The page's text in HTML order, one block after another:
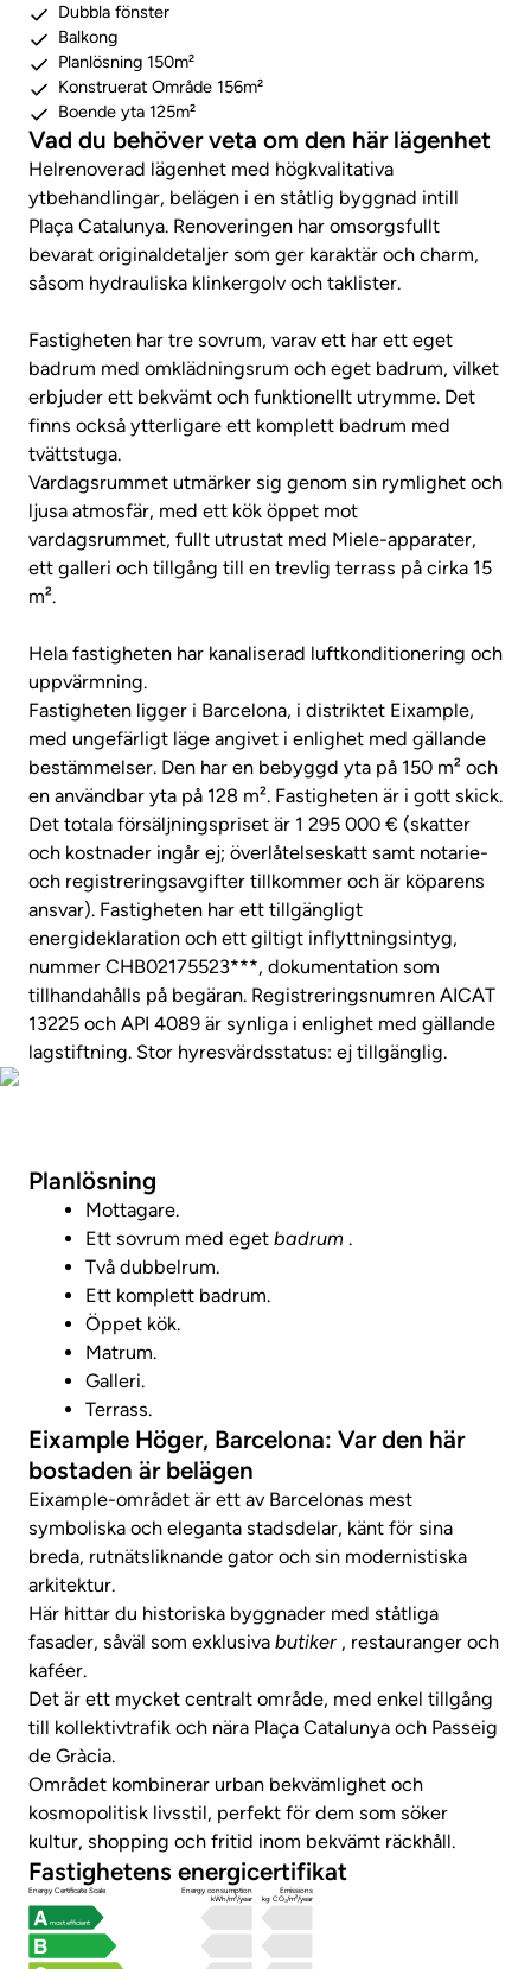
Dubbla fönster
Balkong
Planlösning 150m²
Konstruerat Område 156m²
Boende yta 125m²
Vad du behöver veta om den här lägenhet
Helrenoverad lägenhet med högkvalitativa
ytbehandlingar, belägen i en ståtlig byggnad intill
Plaça Catalunya. Renoveringen har omsorgsfullt
bevarat originaldetaljer som ger karaktär och charm,
såsom hydrauliska klinkergolv och taklister.
Fastigheten har tre sovrum, varav ett har ett eget
badrum med omklädningsrum och eget badrum, vilket
erbjuder ett bekvämt och funktionellt utrymme. Det
finns också ytterligare ett komplett badrum med
tvättstuga.
Vardagsrummet utmärker sig genom sin rymlighet och
ljusa atmosfär, med ett kök öppet mot
vardagsrummet, fullt utrustat med Miele-apparater,
ett galleri och tillgång till en trevlig terrass på cirka 15
m².
Hela fastigheten har kanaliserad luftkonditionering och
uppvärmning.
Fastigheten ligger i Barcelona, ​​i distriktet Eixample,
med ungefärligt läge angivet i enlighet med gällande
bestämmelser. Den har en bebyggd yta på 150 m² och
en användbar yta på 128 m². Fastigheten är i gott skick.
Det totala försäljningspriset är 1 295 000 € (skatter
och kostnader ingår ej; överlåtelseskatt samt notarie-
och registreringsavgifter tillkommer och är köparens
ansvar). Fastigheten har ett tillgängligt
energideklaration och ett giltigt inflyttningsintyg,
nummer CHB02175523***, dokumentation som
tillhandahålls på begäran. Registreringsnumren AICAT
13225 och API 4089 är synliga i enlighet med gällande
lagstiftning. Stor hyresvärdsstatus: ej tillgänglig.
Planlösning
Mottagare.
Ett sovrum med eget badrum .
Två dubbelrum.
Ett komplett badrum.
Öppet kök.
Matrum.
Galleri.
Terrass.
Eixample Höger, Barcelona: Var den här
bostaden är belägen
Eixample-området är ett av Barcelonas mest
symboliska och eleganta stadsdelar, känt för sina
breda, rutnätsliknande gator och sin modernistiska
arkitektur.
Här hittar du historiska byggnader med ståtliga
fasader, såväl som exklusiva butiker , restauranger och
kaféer.
Det är ett mycket centralt område, med enkel tillgång
till kollektivtrafik och nära Plaça Catalunya och Passeig
de Gràcia.
Området kombinerar urban bekvämlighet och
kosmopolitisk livsstil, perfekt för dem som söker
kultur, shopping och fritid inom bekvämt räckhåll.
Fastighetens energicertifikat
Energy Certificate Scale
Energy consumption
kWh/m²/year
Emissions
kg CO₂/m²/year
most efficient